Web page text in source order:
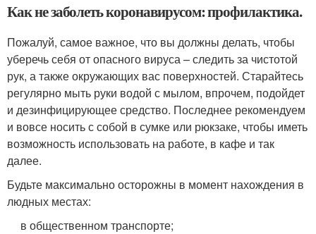
Как не заболеть коронавирусом: профилактика.
Пожалуй, самое важное, что вы должны делать, чтобы
уберечь себя от опасного вируса – следить за чистотой
рук, а также окружающих вас поверхностей. Старайтесь
регулярно мыть руки водой с мылом, впрочем, подойдет
и дезинфицирующее средство. Последнее рекомендуем
и вовсе носить с собой в сумке или рюкзаке, чтобы иметь
возможность использовать на работе, в кафе и так
далее.
Будьте максимально осторожны в момент нахождения в
людных местах:
в общественном транспорте;